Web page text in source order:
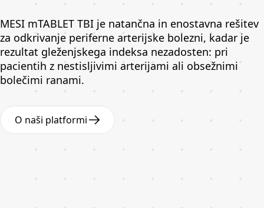
MESI mTABLET TBI je natančna in enostavna rešitev
za odkrivanje periferne arterijske bolezni, kadar je
rezultat gleženjskega indeksa nezadosten: pri
pacientih z nestisljivimi arterijami ali obsežnimi
bolečimi ranami.
O naši platformi